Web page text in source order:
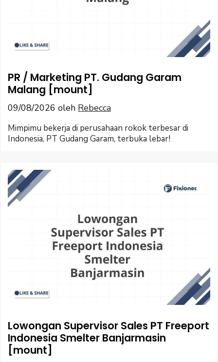
PR / Marketing PT. Gudang Garam
Malang [mount]
09/08/2026 oleh Rebecca
Mimpimu bekerja di perusahaan rokok terbesar di
Indonesia, PT Gudang Garam, terbuka lebar!
Lowongan Supervisor Sales PT Freeport
Indonesia Smelter Banjarmasin
[mount]